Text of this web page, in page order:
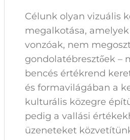
Célunk olyan vizuális
megalkotása,
vonzóak, nem
gondolatébresztőek –
bencés értékrend
és formavilágában a
kulturális közegre
pedig a vallási
üzeneteket